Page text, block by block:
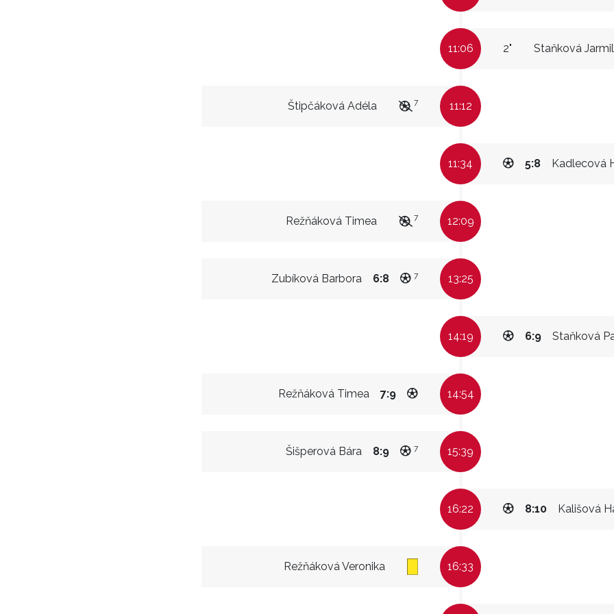
11:06 Staňková
2"
Štipčáková Adéla 7 11:12
11:34 Kadlecová
5:8
Režňáková Timea 7 12:09
Zubíková Barbora 6:8 7 13:25
14:19 Staňková
6:9
Režňáková Timea 7:9 14:54
Šišperová Bára 8:9 7 15:39
16:22 Kališová
8:10
Režňáková Veronika 16:33